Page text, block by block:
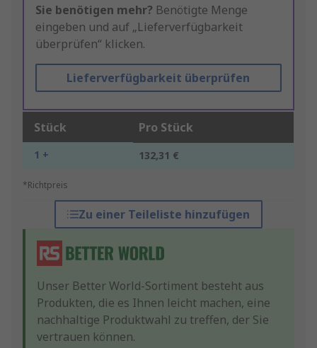
Sie benötigen mehr? Benötigte Menge
eingeben und auf „Lieferverfügbarkeit
überprüfen“ klicken.
Lieferverfügbarkeit überprüfen
Stück Pro Stück
1 + 132,31 €
*Richtpreis
Zu einer Teileliste hinzufügen
Unser Better World-Sortiment besteht aus
Produkten, die es Ihnen leicht machen, eine
nachhaltige Produktwahl zu treffen, der Sie
vertrauen können.